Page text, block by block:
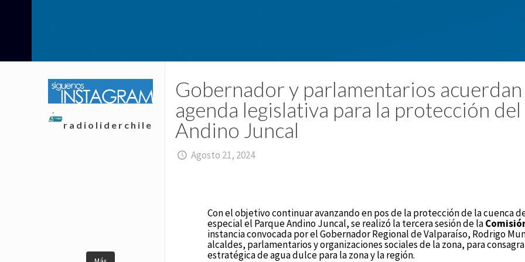
Gobernador y parlamentarios
agenda legislativa para la protección
Andino Juncal
Agosto 21, 2024
Con el objetivo continuar avanzando en pos de la protección de la cuenca
especial el Parque Andino Juncal, se realizó la tercera sesión de la
instancia convocada por el Gobernador Regional de Valparaíso, Rodrigo
alcaldes, parlamentarios y organizaciones sociales de la zona, para
estratégica de agua dulce para la zona y la región.
radioliderchile